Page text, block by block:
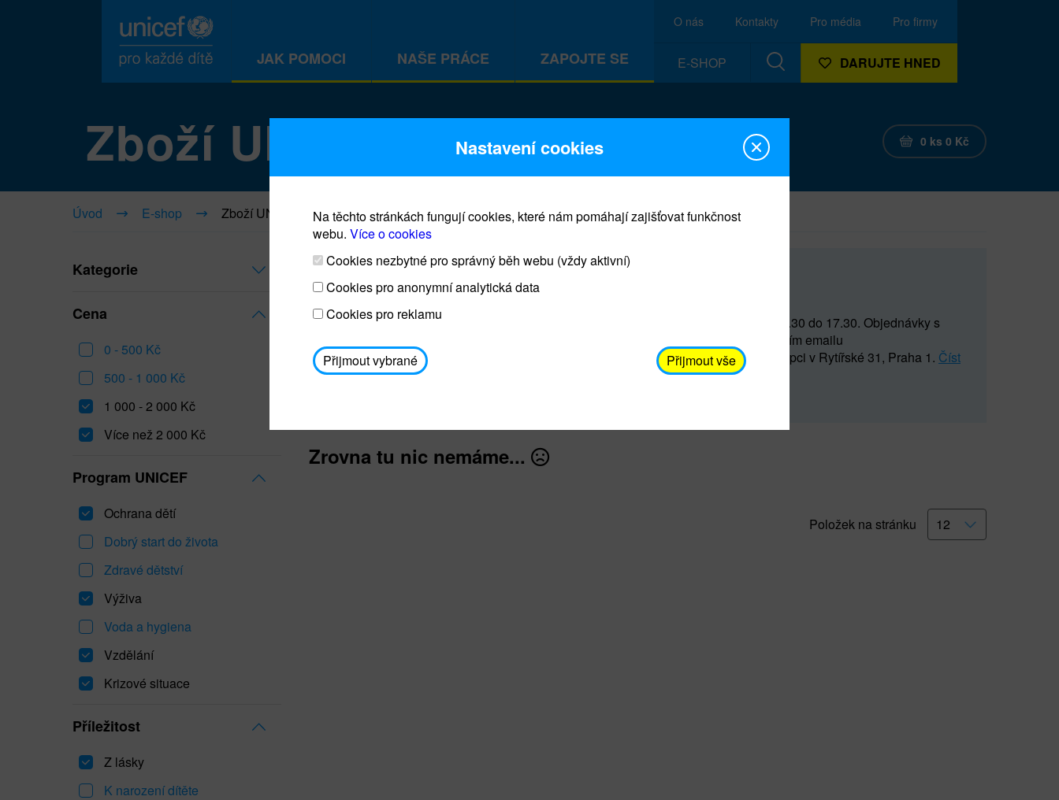
JAK POMOCI NAŠE PRÁCE ZAPOJTE SE
O nás Kontakty Pro média Pro firmy
E-SHOP DARUJTE HNED
Zboží UNICEF 0 ks 0 Kč
Úvod E-shop Zboží UNICEF
Kategorie
Cena
0 - 500 Kč
500 - 1 000 Kč
1 000 - 2 000 Kč
Více než 2 000 Kč
Program UNICEF
Ochrana dětí
Dobrý start do života
Zdravé dětství
Výživa
Voda a hygiena
Vzdělání
Krizové situace
Příležitost
Z lásky
K narození dítěte
Prodej blahopřání a dárků UNICEF
Prodejna UNICEF bude otevřena každý čtvrtek o 11 do 15 a od 15.30 do 17.30. Objednávky s
osobním odběrem je možné vyzvednout po domluvě (prostřednictvím emailu
avodickova@unicef.cz nebo telefonním čísle 606 655 547) na recepci v Rytířské 31, Praha 1. Číst
dále
Zrovna tu nic nemáme...
Položek na stránku
Nastavení cookies
Na těchto stránkách fungují cookies, které nám pomáhají zajišťovat funkčnost
webu. Více o cookies
Cookies nezbytné pro správný běh webu (vždy aktivní)
Cookies pro anonymní analytická data
Cookies pro reklamu
Přijmout vybrané Přijmout vše